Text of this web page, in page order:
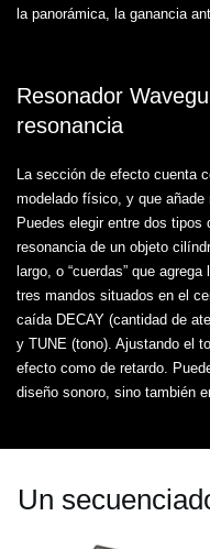
la panorámica, la ganancia
Resonador
resonancia
La sección de efecto cuenta
modelado físico, y que añade
Puedes elegir entre dos tipos
resonancia de un objeto
largo, o “cuerdas” que
tres mandos situados en el
caída DECAY (cantidad de
y TUNE (tono). Ajustando el
efecto como de retardo.
diseño sonoro, sino también
Un